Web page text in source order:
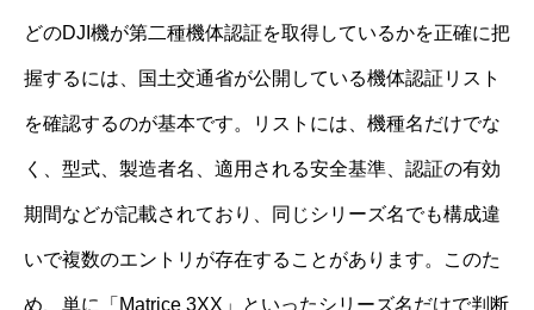
どのDJI機が第二種機体認証を取得しているかを正確に把
握するには、国土交通省が公開している機体認証リスト
を確認するのが基本です。リストには、機種名だけでな
く、型式、製造者名、適用される安全基準、認証の有効
期間などが記載されており、同じシリーズ名でも構成違
いで複数のエントリが存在することがあります。このた
め、単に「Matrice 3XX」といったシリーズ名だけで判断